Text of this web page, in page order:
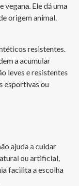
vegana. Ele dá uma
origem animal.
resistentes.
a acumular
leves e resistentes
esportivas ou
ajuda a cuidar
ou artificial,
facilita a escolha